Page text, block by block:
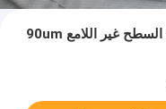
شريط لاصق من رقائق الألومنيوم ذات السطح غير اللامع 90um